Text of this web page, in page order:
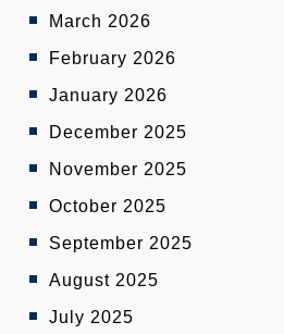
March 2026
February 2026
January 2026
December 2025
November 2025
October 2025
September 2025
August 2025
July 2025